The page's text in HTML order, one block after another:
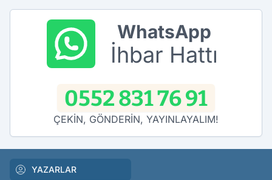
WhatsApp
İhbar Hattı
0552 831 76 91
ÇEKİN, GÖNDERİN, YAYINLAYALIM!
YAZARLAR